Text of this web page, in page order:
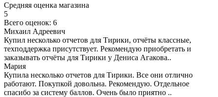
Средняя оценка магазина
5
Всего оценок: 6
Михаил Адреевич
Купил несколько отчетов для Тирики, отчёты классные,
техподдержка присутствует. Рекомендую приобретать и
заказывать отчёты для Тирики у Дениса Агакова..
Мария
Купила несколько отчетов для Тирики. Все они отлично
работают. Покупкой довольна. Рекомендую. Отдельное
спасибо за систему баллов. Очень было приятно ..